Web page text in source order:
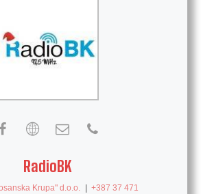
RadioBK
Krupa" d.o.o. | +387 37 471